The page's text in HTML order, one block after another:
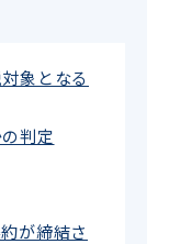
象となる
判定
が締結さ